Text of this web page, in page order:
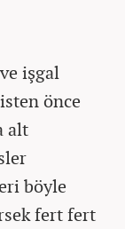
işgal
önce
alt
böyle
fert fert